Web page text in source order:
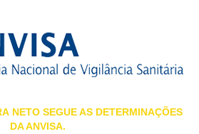
NETO SEGUE AS DETERMINAÇÕES
DA ANVISA.